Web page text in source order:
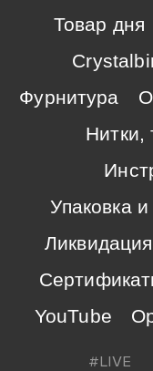
Товар дня
Фурнитура
Нитки,
Упаковка
Ликвидация
YouTube
#LIVE